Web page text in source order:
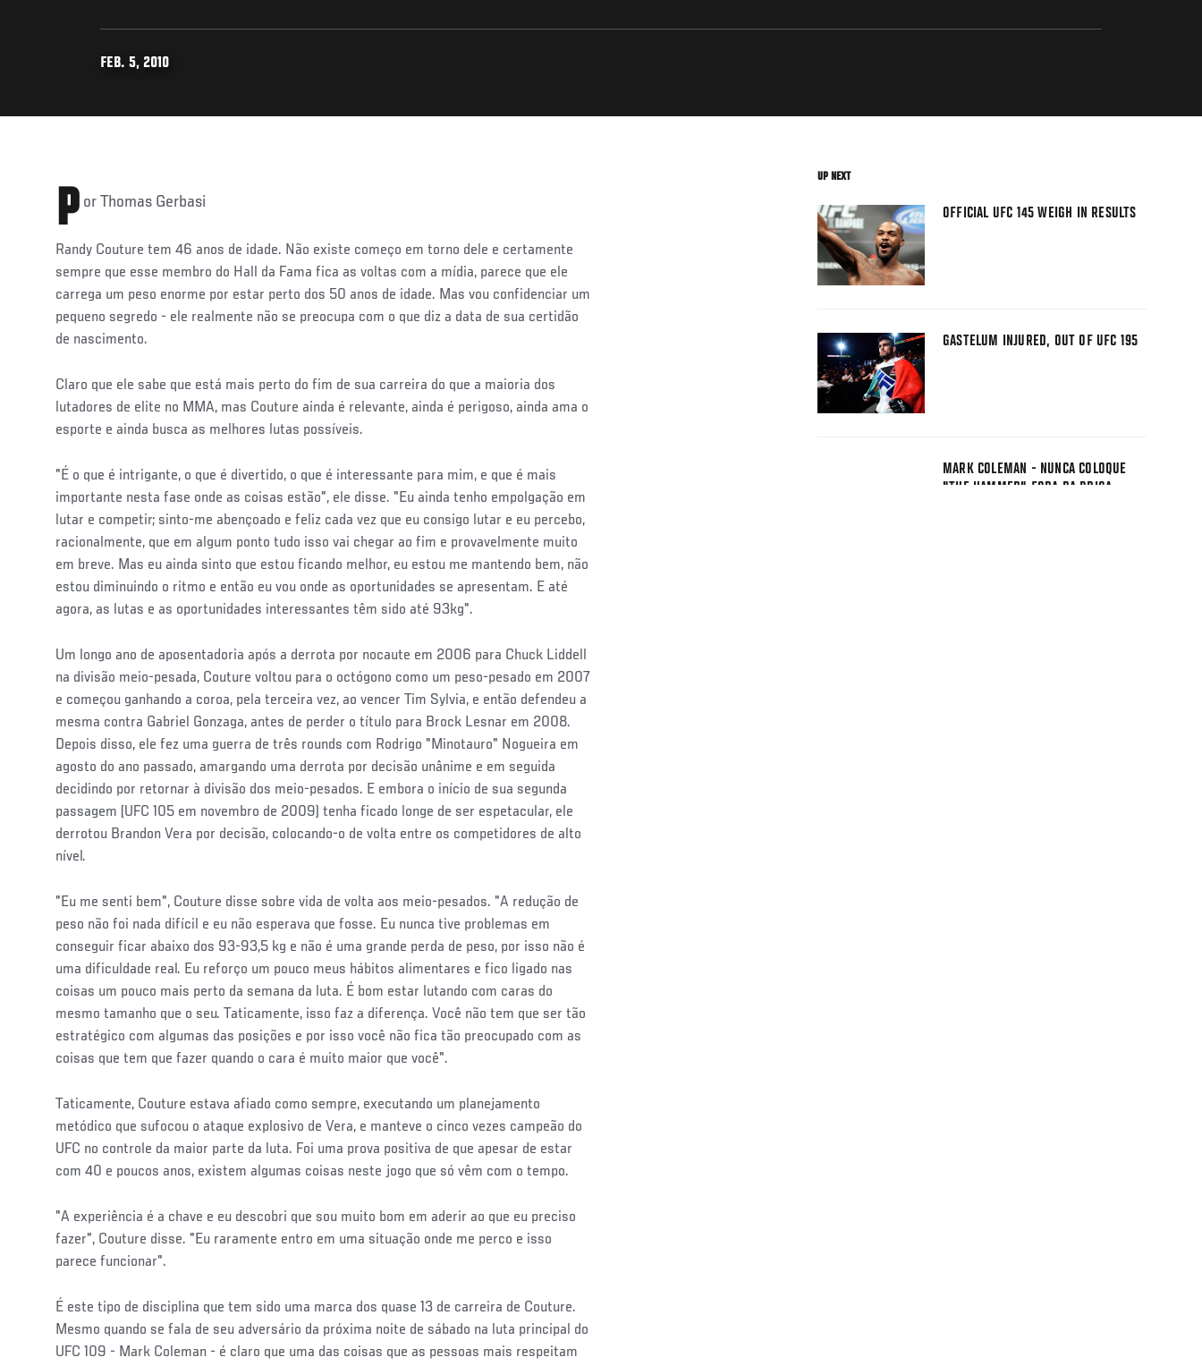
FEB. 5, 2010
P or Thomas Gerbasi
Randy Couture tem 46 anos de idade. Não existe começo em torno dele e certamente
sempre que esse membro do Hall da Fama fica as voltas com a mídia, parece que ele
carrega um peso enorme por estar perto dos 50 anos de idade. Mas vou confidenciar um
pequeno segredo - ele realmente não se preocupa com o que diz a data de sua certidão
de nascimento.
Claro que ele sabe que está mais perto do fim de sua carreira do que a maioria dos
lutadores de elite no MMA, mas Couture ainda é relevante, ainda é perigoso, ainda ama o
esporte e ainda busca as melhores lutas possíveis.
"É o que é intrigante, o que é divertido, o que é interessante para mim, e que é mais
importante nesta fase onde as coisas estão", ele disse. "Eu ainda tenho empolgação em
lutar e competir; sinto-me abençoado e feliz cada vez que eu consigo lutar e eu percebo,
racionalmente, que em algum ponto tudo isso vai chegar ao fim e provavelmente muito
em breve. Mas eu ainda sinto que estou ficando melhor, eu estou me mantendo bem, não
estou diminuindo o ritmo e então eu vou onde as oportunidades se apresentam. E até
agora, as lutas e as oportunidades interessantes têm sido até 93kg".
Um longo ano de aposentadoria após a derrota por nocaute em 2006 para Chuck Liddell
na divisão meio-pesada, Couture voltou para o octógono como um peso-pesado em 2007
e começou ganhando a coroa, pela terceira vez, ao vencer Tim Sylvia, e então defendeu a
mesma contra Gabriel Gonzaga, antes de perder o título para Brock Lesnar em 2008.
Depois disso, ele fez uma guerra de três rounds com Rodrigo "Minotauro" Nogueira em
agosto do ano passado, amargando uma derrota por decisão unânime e em seguida
decidindo por retornar à divisão dos meio-pesados. E embora o início de sua segunda
passagem (UFC 105 em novembro de 2009) tenha ficado longe de ser espetacular, ele
derrotou Brandon Vera por decisão, colocando-o de volta entre os competidores de alto
nível.
"Eu me senti bem", Couture disse sobre vida de volta aos meio-pesados. "A redução de
peso não foi nada difícil e eu não esperava que fosse. Eu nunca tive problemas em
conseguir ficar abaixo dos 93-93,5 kg e não é uma grande perda de peso, por isso não é
uma dificuldade real. Eu reforço um pouco meus hábitos alimentares e fico ligado nas
coisas um pouco mais perto da semana da luta. É bom estar lutando com caras do
mesmo tamanho que o seu. Taticamente, isso faz a diferença. Você não tem que ser tão
estratégico com algumas das posições e por isso você não fica tão preocupado com as
coisas que tem que fazer quando o cara é muito maior que você".
Taticamente, Couture estava afiado como sempre, executando um planejamento
metódico que sufocou o ataque explosivo de Vera, e manteve o cinco vezes campeão do
UFC no controle da maior parte da luta. Foi uma prova positiva de que apesar de estar
com 40 e poucos anos, existem algumas coisas neste jogo que só vêm com o tempo.
"A experiência é a chave e eu descobri que sou muito bom em aderir ao que eu preciso
fazer", Couture disse. "Eu raramente entro em uma situação onde me perco e isso
parece funcionar".
É este tipo de disciplina que tem sido uma marca dos quase 13 de carreira de Couture.
Mesmo quando se fala de seu adversário da próxima noite de sábado na luta principal do
UFC 109 - Mark Coleman - é claro que uma das coisas que as pessoas mais respeitam
UP NEXT
OFFICIAL UFC 145 WEIGH IN RESULTS
GASTELUM INJURED, OUT OF UFC 195
MARK COLEMAN - NUNCA COLOQUE
"THE HAMMER" FORA DA BRIGA